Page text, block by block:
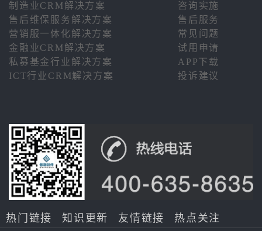
制造业CRM解决方案
咨询实施
售后维保服务解决方案
售后服务
营销服一体化解决方案
常见问题
金融业CRM解决方案
试用申请
私募基金行业解决方案
APP下载
ICT行业CRM解决方案
投诉建议
热门链接 知识更新 友情链接 热点关注